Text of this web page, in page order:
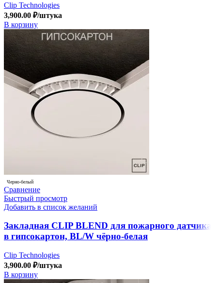
Clip Technologies
3,900.00 ₽/штука
В корзину
Черно-белый
Сравнение
Быстрый просмотр
Добавить в список желаний
Закладная CLIP BLEND для пожарного датчика
в гипсокартон, BL/W чёрно-белая
Clip Technologies
3,900.00 ₽/штука
В корзину